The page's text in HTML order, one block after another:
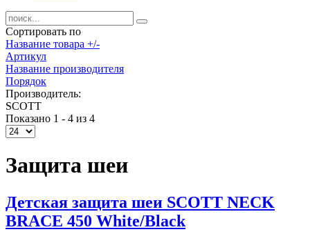
Сортировать по
Название товара +/-
Артикул
Название производителя
Порядок
Производитель:
SCOTT
Показано 1 - 4 из 4
Защита шеи
Детская защита шеи SCOTT NECK
BRACE 450 White/Black